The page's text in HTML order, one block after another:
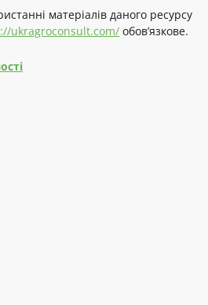
матеріалів даного ресурсу
ukragroconsult.com/ обов’язкове.